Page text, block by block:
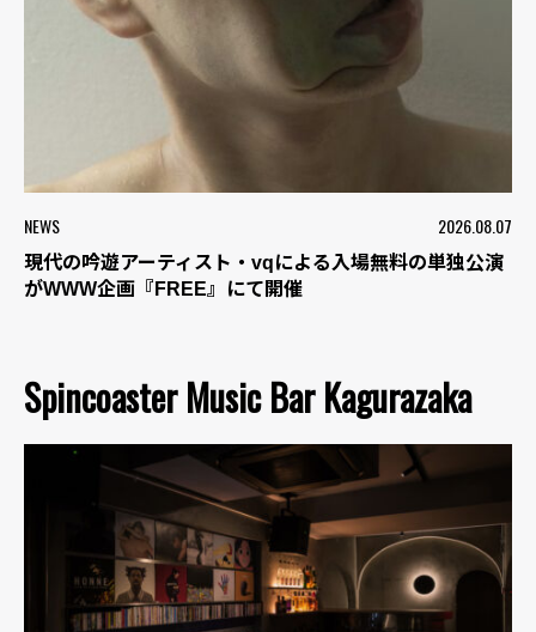
NEWS 2026.08.07
現代の吟遊アーティスト・vqによる入場無料の単独公演
がWWW企画『FREE』にて開催
Spincoaster Music Bar Kagurazaka